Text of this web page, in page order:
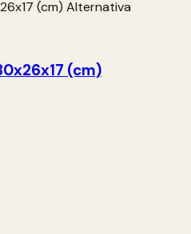
(cm)